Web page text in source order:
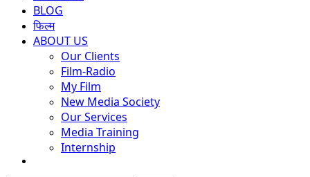
BLOG
फिल्म
ABOUT US
Our Clients
Film-Radio
My Film
New Media Society
Our Services
Media Training
Internship